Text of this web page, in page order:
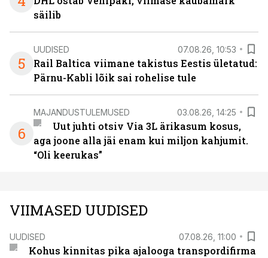
säilib
5
UUDISED 07.08.26, 10:53
Rail Baltica viimane takistus Eestis ületatud:
Pärnu-Kabli lõik sai rohelise tule
6
MAJANDUSTULEMUSED 03.08.26, 14:25
Uut juhti otsiv Via 3L ärikasum kosus,
aga joone alla jäi enam kui miljon kahjumit.
“Oli keerukas”
VIIMASED UUDISED
UUDISED 07.08.26, 11:00
Kohus kinnitas pika ajalooga transpordifirma